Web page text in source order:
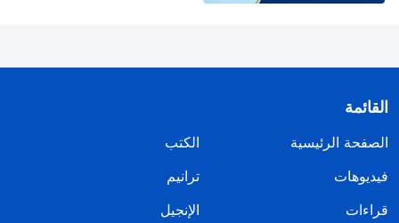
القائمة
الصفحة الرئيسية
الكتب
فيديوهات
ترانيم
قراءات
الإنجيل